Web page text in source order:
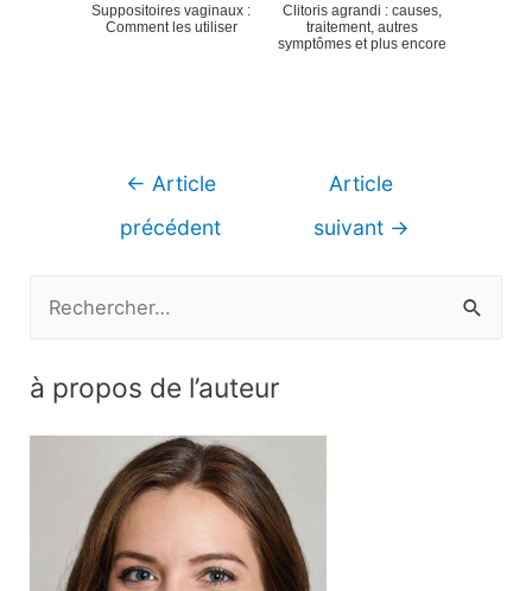
Suppositoires vaginaux :
Comment les utiliser
Clitoris agrandi : causes,
traitement, autres
symptômes et plus encore
Navigation
← Article
précédent
Article
suivant →
h
à propos de l’auteur